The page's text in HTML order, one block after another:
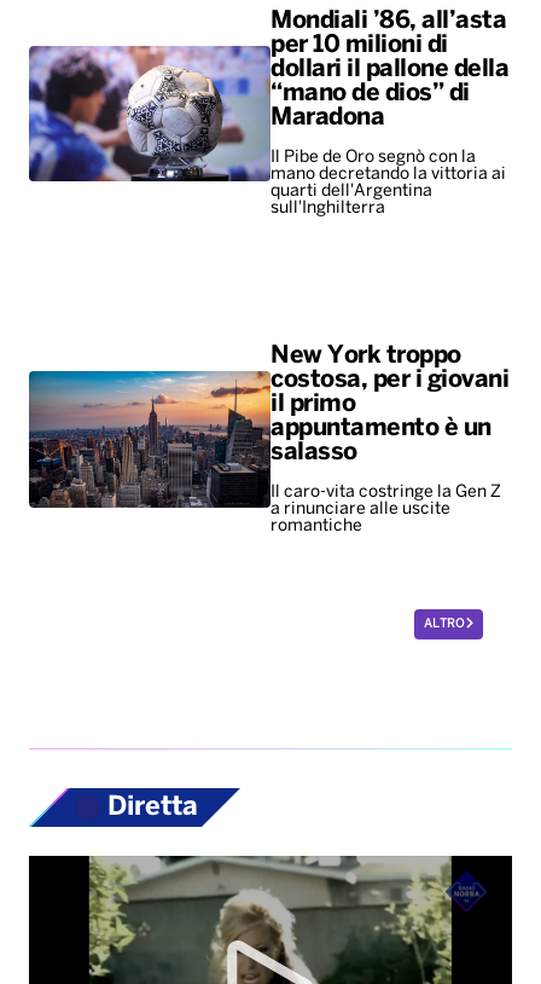
Mondiali ’86, all’asta
per 10 milioni di
dollari il pallone della
“mano de dios” di
Maradona
Il Pibe de Oro segnò con la
mano decretando la vittoria ai
quarti dell'Argentina
sull'Inghilterra
New York troppo
costosa, per i giovani
il primo
appuntamento è un
salasso
Il caro-vita costringe la Gen Z
a rinunciare alle uscite
romantiche
ALTRO
Diretta